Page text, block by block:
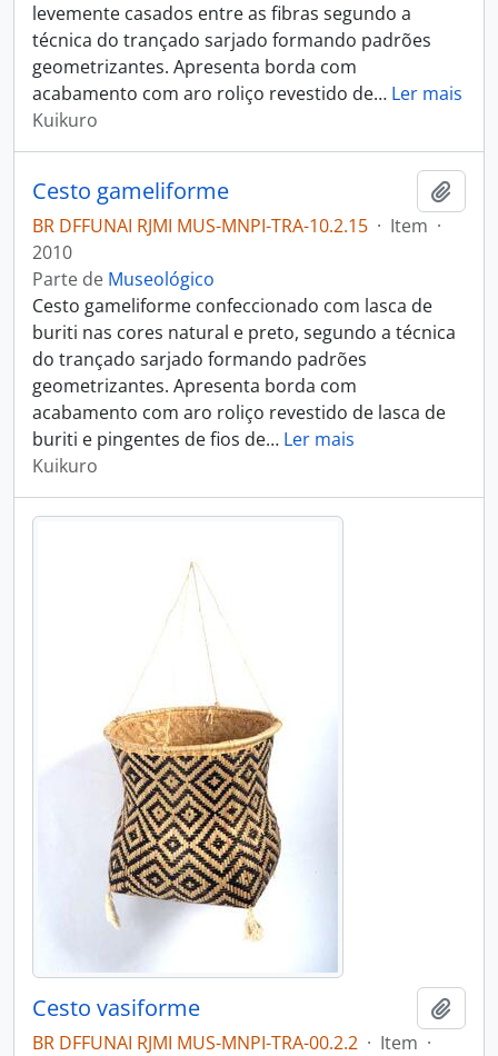
levemente casados entre as fibras segundo a
técnica do trançado sarjado formando padrões
geometrizantes. Apresenta borda com
acabamento com aro roliço revestido de… Ler mais
Kuikuro
Cesto gameliforme
BR DFFUNAI RJMI MUS-MNPI-TRA-10.2.15 · Item ·
2010
Parte de Museológico
Cesto gameliforme confeccionado com lasca de
buriti nas cores natural e preto, segundo a técnica
do trançado sarjado formando padrões
geometrizantes. Apresenta borda com
acabamento com aro roliço revestido de lasca de
buriti e pingentes de fios de… Ler mais
Kuikuro
Cesto vasiforme
BR DFFUNAI RJMI MUS-MNPI-TRA-00.2.2 · Item ·